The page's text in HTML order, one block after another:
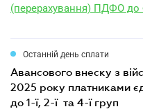
(перерахування) ПДФО до
Останній день сплати
авансового внеску з військового збору за серпень
2025 року платниками
до 1-ї, 2-ї та 4-ї груп